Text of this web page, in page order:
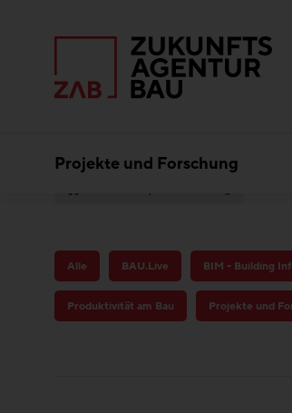
Projekte und Forschung
Alle BAU.Live BIM - Building
Produktivität am Bau Projekte und